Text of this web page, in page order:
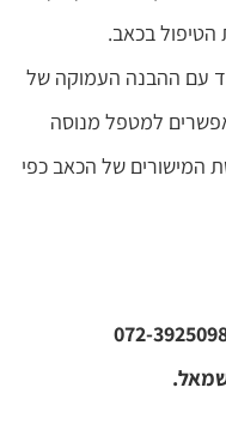
הטיפול בכאב.
עם ההבנה העמוקה של
למטפל מנוסה
המישורים של הכאב כפי